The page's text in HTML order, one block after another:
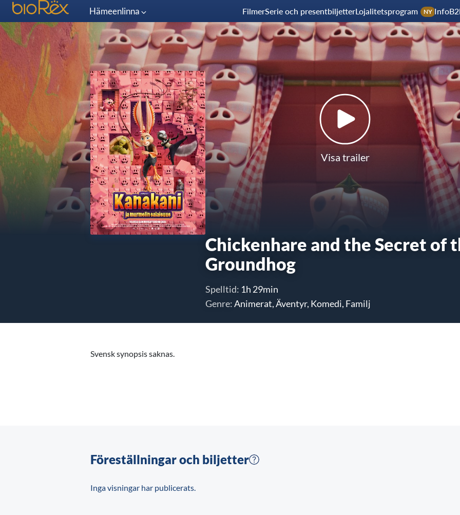
Hämeenlinna FilmerSerie och presentbiljetterLojalitetsprogram NY Info
Visa trailer
Chickenhare and the Secret of
Groundhog
Spelltid: 1h 29min
Genre:Animerat, Äventyr, Komedi, Familj
Svensk synopsis saknas.
Föreställningar och biljetter
Inga visningar har publicerats.